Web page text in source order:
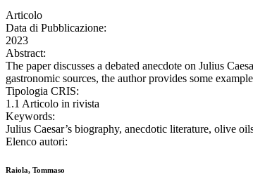
Articolo
Data di Pubblicazione:
2023
Abstract:
The paper discusses a debated anecdote on Julius
gastronomic sources, the author provides some
Tipologia CRIS:
1.1 Articolo in rivista
Keywords:
Julius Caesar’s biography, anecdotic literature, olive
Elenco autori:
Raiola, Tommaso